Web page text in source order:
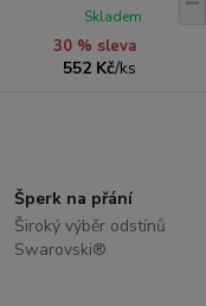
30 % sleva
552 Kč/ks
Skladem
Šperk na přání
Široký výběr odstínů
Swarovski®